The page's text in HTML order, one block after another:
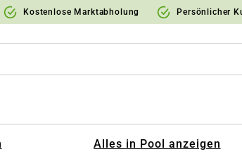
Kostenlose Marktabholung Persönlicher
Alles in Pool anzeigen